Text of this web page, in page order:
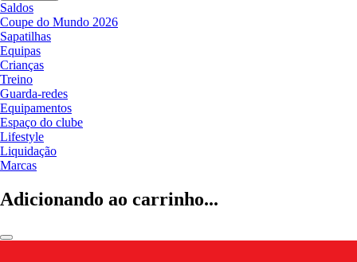
Saldos
Coupe do Mundo 2026
Sapatilhas
Equipas
Crianças
Treino
Guarda-redes
Equipamentos
Espaço do clube
Lifestyle
Liquidação
Marcas
Adicionando ao carrinho...